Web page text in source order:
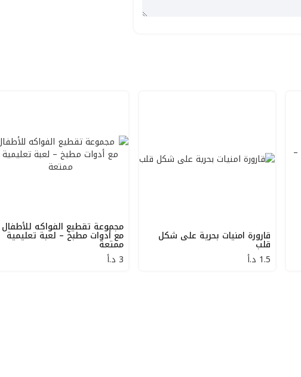
قارورة امنيات بحرية على شكل
قلب
1.5 د.أ
مجموعة تقطيع الفواكه للأطفال
مع أدوات مطبخ – لعبة تعليمية
ممتعة
3 د.أ